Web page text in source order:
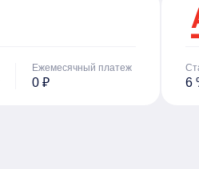
Ежемесячный платеж
0 ₽ 6